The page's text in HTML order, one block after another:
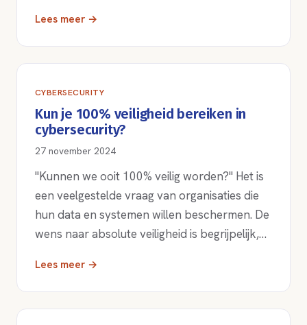
Lees meer →
CYBERSECURITY
Kun je 100% veiligheid bereiken in
cybersecurity?
27 november 2024
"Kunnen we ooit 100% veilig worden?" Het is
een veelgestelde vraag van organisaties die
hun data en systemen willen beschermen. De
wens naar absolute veiligheid is begrijpelijk,…
Lees meer →